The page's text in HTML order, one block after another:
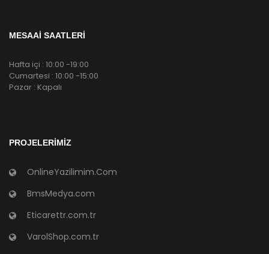
MESAAİ SAATLERİ
Hafta içi : 10:00 -19:00
Cumartesi : 10:00 -15:00
Pazar : Kapalı
PROJELERIMIZ
OnlineYazilimim.Com
BmsMedya.com
Eticarettr.com.tr
VarolShop.com.tr